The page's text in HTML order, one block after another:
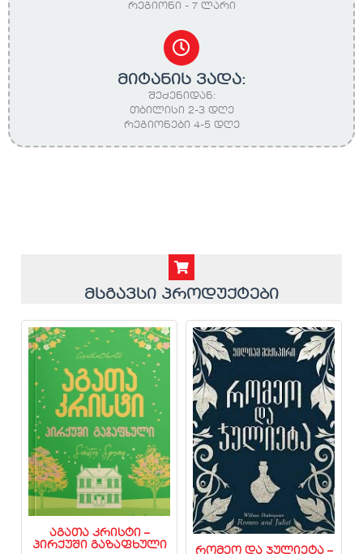
რეგიონი - 7 ლარი
მიტანის ვადა:
შეძენიდან:
თბილისი 2-3 დღე
რეგიონები 4-5 დღე
მსგავსი პროდუქტები
აგათა კრისტი –
პირქუში გაზაფხული
რომეო და ჯულიეტა –